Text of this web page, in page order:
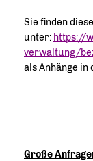
Sie finden
unter: https://
verwaltung/
als Anhänge in
Große